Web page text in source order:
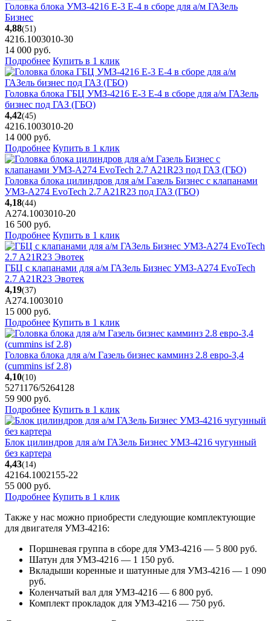
Головка блока УМЗ-4216 Е-3 Е-4 в сборе для а/м ГАЗель
Бизнес
4,88(51)
4216.1003010-30
14 000 руб.
Подробнее Купить в 1 клик
Головка блока ГБЦ УМЗ-4216 Е-3 Е-4 в сборе для а/м ГАЗель
бизнес под ГАЗ (ГБО)
4,42(45)
4216.1003010-20
14 000 руб.
Подробнее Купить в 1 клик
Головка блока цилиндров для а/м Газель Бизнес с клапанами
УМЗ-A274 EvoTech 2.7 A21R23 под ГАЗ (ГБО)
4,18(44)
А274.1003010-20
16 500 руб.
Подробнее Купить в 1 клик
ГБЦ с клапанами для а/м ГАЗель Бизнес УМЗ-A274 EvoTech
2.7 A21R23 Эвотек
4,19(37)
А274.1003010
15 000 руб.
Подробнее Купить в 1 клик
Головка блока для а/м Газель бизнес камминз 2.8 евро-3,4
(cummins isf 2.8)
4,10(10)
5271176/5264128
59 900 руб.
Подробнее Купить в 1 клик
Блок цилиндров для а/м ГАЗель Бизнес УМЗ-4216 чугунный
без картера
4,43(14)
42164.1002155-22
55 000 руб.
Подробнее Купить в 1 клик
Также у нас можно приобрести следующие комплектующие
для двигателя УМЗ-4216:
Поршневая группа в сборе для УМЗ-4216 — 5 800 руб.
Шатун для УМЗ-4216 — 1 150 руб.
Вкладыши коренные и шатунные для УМЗ-4216 — 1 090
руб.
Коленчатый вал для УМЗ-4216 — 6 800 руб.
Комплект прокладок для УМЗ-4216 — 750 руб.